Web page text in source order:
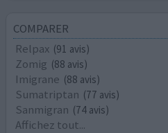
COMPARER
Relpax (91 avis)
Zomig (88 avis)
Imigrane (88 avis)
Sumatriptan (77 avis)
Sanmigran (74 avis)
Affichez tout...